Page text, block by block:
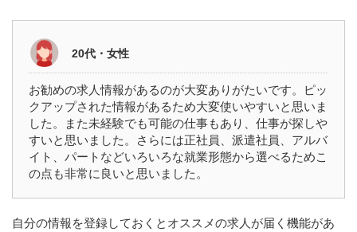
20代・女性
お勧めの求人情報があるのが大変ありがたいです。ピッ
クアップされた情報があるため大変使いやすいと思いま
した。また未経験でも可能の仕事もあり、仕事が探しや
すいと思いました。さらには正社員、派遣社員、アルバ
イト、パートなどいろいろな就業形態から選べるためこ
の点も非常に良いと思いました。
自分の情報を登録しておくとオススメの求人が届く機能があ